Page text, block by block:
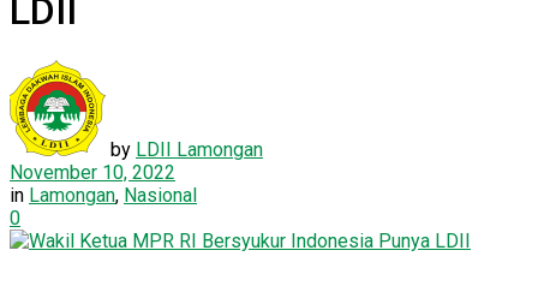
LDII
by LDII Lamongan
November 10, 2022
in Lamongan, Nasional
0